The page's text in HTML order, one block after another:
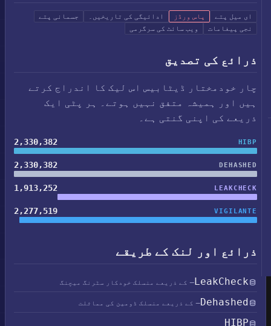
ای میل پتے پاس ورڈز ادائیگی کی تاریخیں۔
جسمانی پتے
نجی پیغامات
ویب سائٹ کی سرگرمی
ذرائع کی تصدیق
چار خودمختار ڈیٹابیس اس لیک کا اندراج کرتے
ہیں اور ہمیشہ متفق نہیں ہوتے۔ ہر پٹی ایک
ذریعے کی اپنی گنتی ہے۔
HIBP
2,330,382
DEHASHED
2,330,382
LEAKCHECK
1,913,252
VIGILANTE
2,277,519
ذرائع اور لنک کے طریقے
LeakCheck— کے ذریعے منسلک خودکار سٹرنگ میچنگ
Dehashed— کے ذریعے منسلک ڈومین کی مماثلت
HIBP